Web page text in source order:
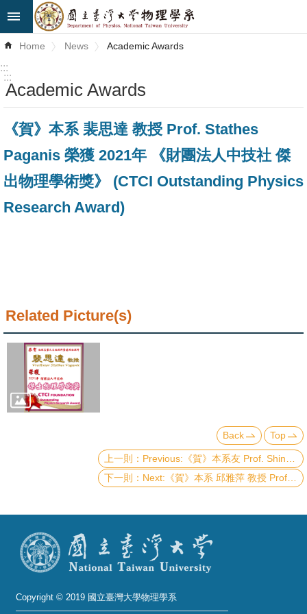
Skip to main content
Advanced
Search
News
About
Us
Alumni
Institute
Home
NTU
Home News Academic Awards
:::
:::
Academic Awards
《賀》本系 裴思達 教授 Prof. Stathes
Paganis 榮獲 2021年 《財團法人中技社 傑
出物理學術獎》 (CTCI Outstanding Physics
Research Award)
Related Picture(s)
Back Top
Previous:《賀》本系友 Prof. Shin-Tson Wu 當選 第33屆工程科學組 《中央研究院院士》 (33rd Academician of Academia Sinica - Division of Engineering Sciences)
Next:《賀》本系 邱雅萍 教授 Prof. Ya-Ping Chiu 榮獲 110 年度《科技部 傑出研究獎》 (MOST Outstanding Research Award)
Copyright © 2019 國立臺灣大學物理學系